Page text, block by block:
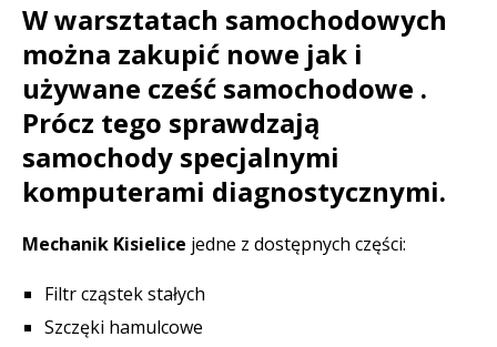
W warsztatach samochodowych
można zakupić nowe jak i
używane cześć samochodowe .
Prócz tego sprawdzają
samochody specjalnymi
komputerami diagnostycznymi.
Mechanik Kisielice jedne z dostępnych części:
Filtr cząstek stałych
Szczęki hamulcowe